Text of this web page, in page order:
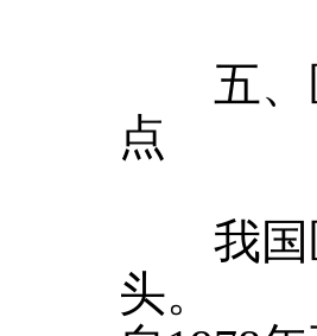
五、医
点
我国医
头。